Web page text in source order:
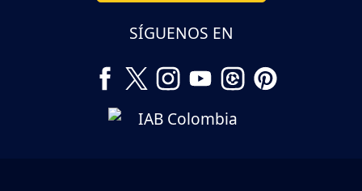
SÍGUENOS EN